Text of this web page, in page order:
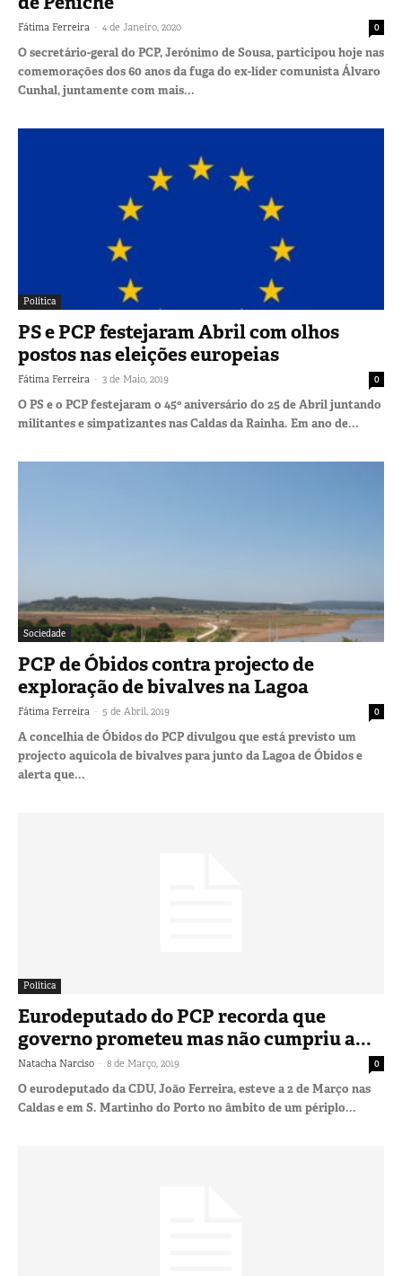
Fátima Ferreira - 4 de Janeiro, 2020 0
O secretário-geral do PCP, Jerónimo de Sousa, participou hoje nas
comemorações dos 60 anos da fuga do ex-líder comunista Álvaro
Cunhal, juntamente com mais...
Política
PS e PCP festejaram Abril com olhos
postos nas eleições europeias
Fátima Ferreira - 3 de Maio, 2019 0
O PS e o PCP festejaram o 45º aniversário do 25 de Abril juntando
militantes e simpatizantes nas Caldas da Rainha. Em ano de...
Sociedade
PCP de Óbidos contra projecto de
exploração de bivalves na Lagoa
Fátima Ferreira - 5 de Abril, 2019 0
A concelhia de Óbidos do PCP divulgou que está previsto um
projecto aquícola de bivalves para junto da Lagoa de Óbidos e
alerta que...
Política
Eurodeputado do PCP recorda que
governo prometeu mas não cumpriu a...
Natacha Narciso - 8 de Março, 2019 0
O eurodeputado da CDU, João Ferreira, esteve a 2 de Março nas
Caldas e em S. Martinho do Porto no âmbito de um périplo...